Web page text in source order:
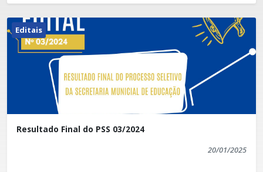
Editais
Resultado Final do PSS 03/2024
20/01/2025